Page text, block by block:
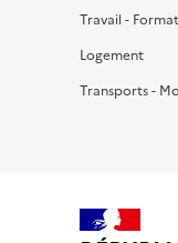
Travail -
Logement
Transports -